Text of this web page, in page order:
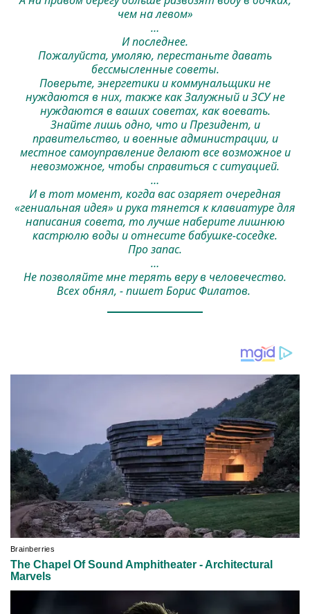
чем на левом»
…
И последнее.
Пожалуйста, умоляю, перестаньте давать
бессмысленные советы.
Поверьте, энергетики и коммунальщики не
нуждаются в них, также как Залужный и ЗСУ не
нуждаются в ваших советах, как воевать.
Знайте лишь одно, что и Президент, и
правительство, и военные администрации, и
местное самоуправление делают все возможное и
невозможное, чтобы справиться с ситуацией.
…
И в тот момент, когда вас озаряет очередная
«гениальная идея» и рука тянется к клавиатуре для
написания совета, то лучше наберите лишнюю
кастрюлю воды и отнесите бабушке-соседке.
Про запас.
…
Не позволяйте мне терять веру в человечество.
Всех обнял, - пишет Борис Филатов.